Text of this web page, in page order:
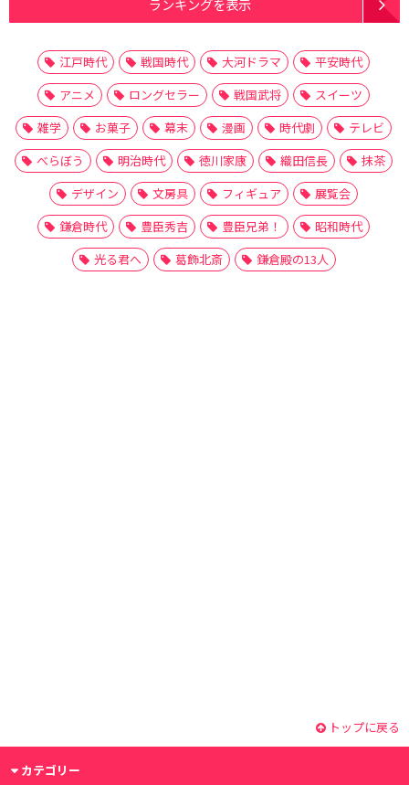
ランキングを表示
江戸時代 戦国時代 大河ドラマ
平安時代
アニメ
ロングセラー 戦国武将
スイーツ
雑学
お菓子 幕末 漫画 時代劇
テレビ
べらぼう
明治時代 徳川家康 織田信長
抹茶
デザイン
文房具 フィギュア
展覧会
鎌倉時代
豊臣秀吉 豊臣兄弟！
昭和時代
光る君へ
葛飾北斎 鎌倉殿の13人
トップに戻る
カテゴリー